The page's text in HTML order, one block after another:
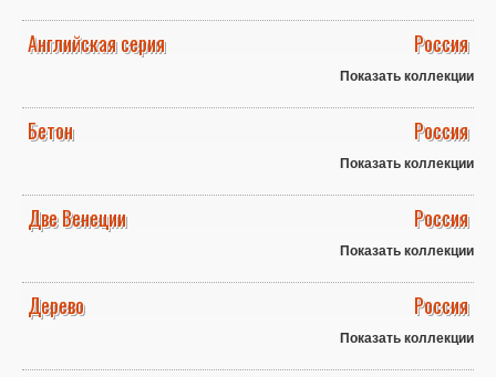
Английская серия Россия
Показать коллекции
Бетон Россия
Показать коллекции
Две Венеции Россия
Показать коллекции
Дерево Россия
Показать коллекции